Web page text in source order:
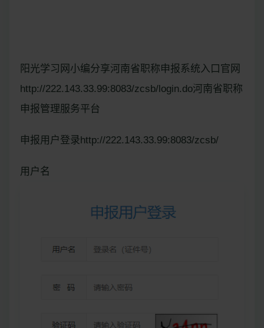
阳光学习网小编分享河南省职称申报系统入口官网
http://222.143.33.99:8083/zcsb/login.do河南省职称
申报管理服务平台
申报用户登录http://222.143.33.99:8083/zcsb/
用户名